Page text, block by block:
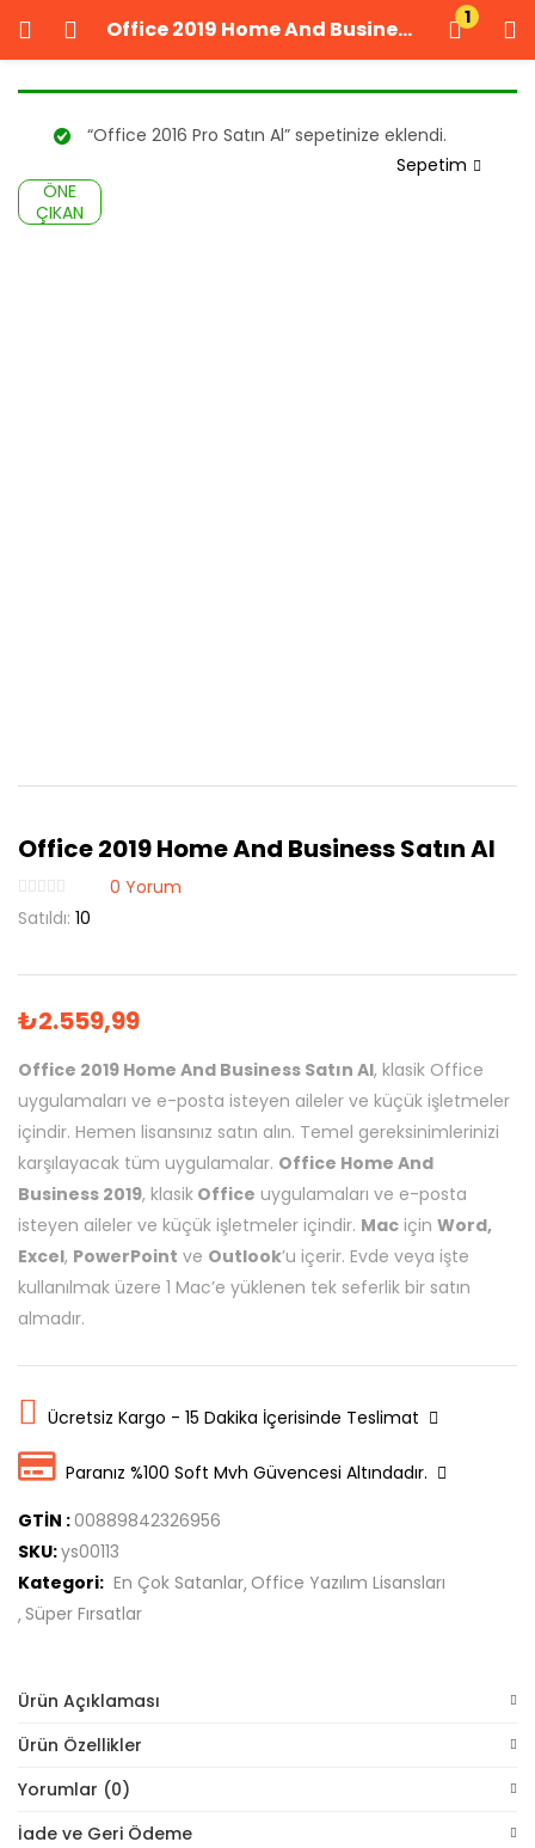
Office 2019 Home And Business Satın Al 1
GIRIŞ YAP KAYIT OL
Kullanıcı adınızı ve şifrenizi girin.
“Office 2016 Pro Satın Al” sepetinize eklendi.
Sepetim
Office 2019 Home And Business Satın Al
0 Yorum
Satıldı: 10
ÖNE
ÇIKAN
₺2.559,99
Office 2019 Home And Business Satın Al, klasik Office
uygulamaları ve e-posta isteyen aileler ve küçük işletmeler
içindir. Hemen lisansınız satın alın. Temel gereksinimlerinizi
karşılayacak tüm uygulamalar. Office Home And
Business 2019, klasik Office uygulamaları ve e-posta
isteyen aileler ve küçük işletmeler içindir. Mac için Word,
Excel, PowerPoint ve Outlook’u içerir. Evde veya işte
kullanılmak üzere 1 Mac’e yüklenen tek seferlik bir satın
almadır.
Ücretsiz Kargo - 15 Dakika İçerisinde Teslimat
Paranız %100 Soft Mvh Güvencesi Altındadır.
GTİN :00889842326956
SKU:ys00113
Kategori: En Çok Satanlar Office Yazılım Lisansları
Süper Fırsatlar
Ürün Açıklaması
Ürün Özellikler
Yorumlar (0)
İade ve Geri Ödeme